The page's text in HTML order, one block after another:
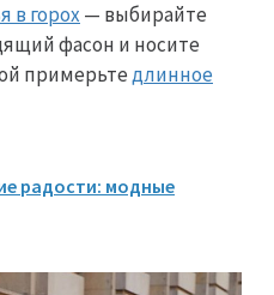
в горох — выбирайте
фасон и носите
примерьтедлинное
радости: модные